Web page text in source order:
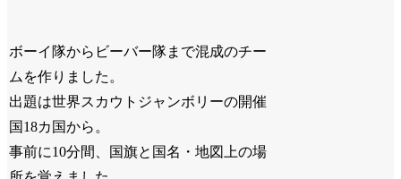
ボーイ隊からビーバー隊まで混成のチー
ムを作りました。
出題は世界スカウトジャンボリーの開催
国18カ国から。
事前に10分間、国旗と国名・地図上の場